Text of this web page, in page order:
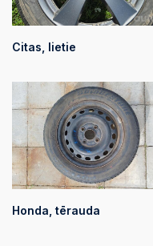
Citas, lietie
Honda, tērauda